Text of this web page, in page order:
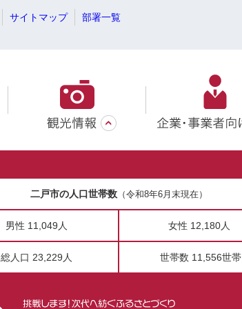
サイトマップ 部署一覧
二戸市の人口世帯数（令和8年6月末現在）
男性 11,049人 女性 12,180人
総人口 23,229人 世帯数 11,556世帯